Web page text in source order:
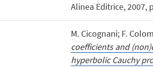
Alinea Editrice, 2007,
M. Cicognani; F.
coefficients and
hyperbolic Cauchy